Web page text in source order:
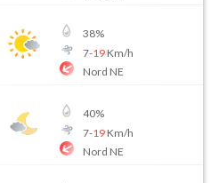
38%
7-19Km/h
Nord NE
40%
7-19Km/h
Nord NE